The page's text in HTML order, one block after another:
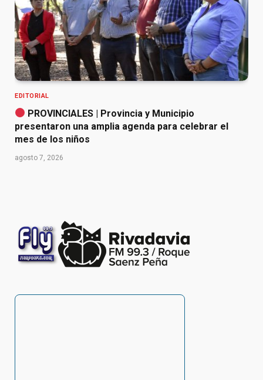
EDITORIAL
PROVINCIALES | Provincia y Municipio
presentaron una amplia agenda para celebrar el
mes de los niños
agosto 7, 2026